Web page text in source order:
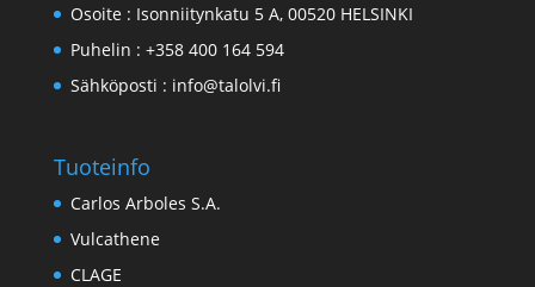
Osoite : Isonniitynkatu 5 A, 00520 HELSINKI
Puhelin : +358 400 164 594
Sähköposti : info@talolvi.fi
Tuoteinfo
Carlos Arboles S.A.
Vulcathene
CLAGE